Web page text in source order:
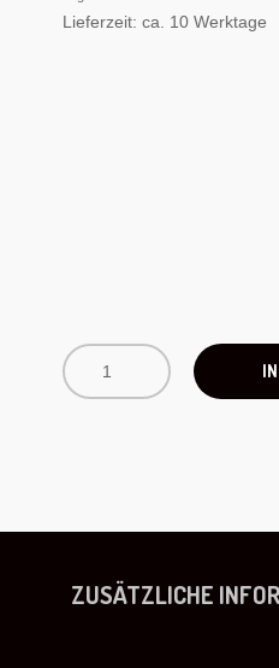
Lieferzeit: ca. 10 Werktage
ZUSÄTZLICHE